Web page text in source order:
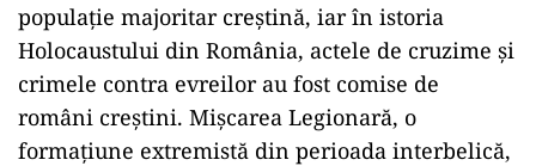
populație majoritar creștină, iar în istoria
Holocaustului din România, actele de cruzime și
crimele contra evreilor au fost comise de
români creștini. Mișcarea Legionară, o
formațiune extremistă din perioada interbelică,